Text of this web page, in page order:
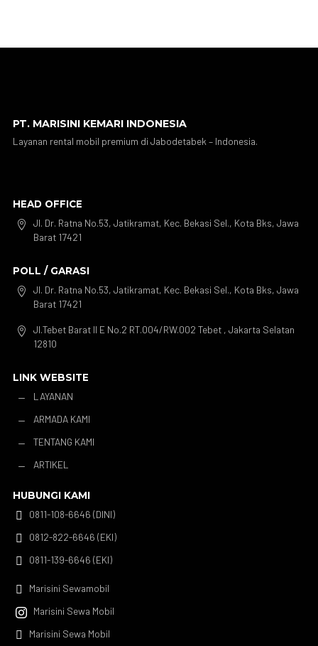
PT. MARISINI KEMARI INDONESIA
Layanan rental mobil premium di Jabodetabek – Indonesia.
HEAD OFFICE

Jl. Dr. Ratna No.53, Jatikramat, Kec. Bekasi Sel., Kota Bks, Jawa
Barat 17421
POLL / GARASI

Jl. Dr. Ratna No.53, Jatikramat, Kec. Bekasi Sel., Kota Bks, Jawa
Barat 17421

Jl.Tebet Barat II E No.2 RT.004/RW.002 Tebet , Jakarta Selatan
12810
LINK WEBSITE
K
LAYANAN
K ARMADA KAMI
K TENTANG KAMI
K ARTIKEL
HUBUNGI KAMI

0811-108-6646 (DINI)

0812-822-6646 (EKI)

0811-139-6646 (EKI)
 Marisini Sewamobil

Marisini Sewa Mobil

Marisini Sewa Mobil